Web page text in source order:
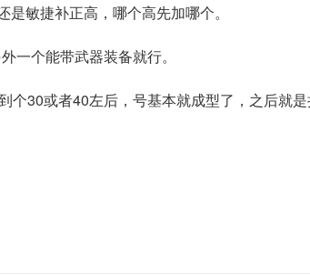
敏捷补正高，哪个高先加哪个。
一个能带武器装备就行。
个30或者40左后，号基本就成型了，之后就